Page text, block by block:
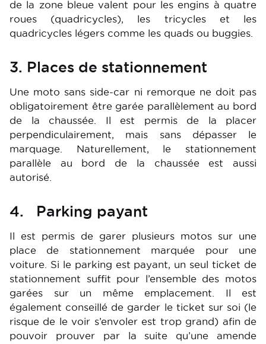
de la zone bleue valent pour les engins à quatre
roues (quadricycles), les tricycles et les
quadricycles légers comme les quads ou buggies.
3. Places de stationnement
Une moto sans side-car ni remorque ne doit pas
obligatoirement être garée parallèlement au bord
de la chaussée. Il est permis de la placer
perpendiculairement, mais sans dépasser le
marquage. Naturellement, le stationnement
parallèle au bord de la chaussée est aussi
autorisé.
4. Parking payant
Il est permis de garer plusieurs motos sur une
place de stationnement marquée pour une
voiture. Si le parking est payant, un seul ticket de
stationnement suffit pour l’ensemble des motos
garées sur un même emplacement. Il est
également conseillé de garder le ticket sur soi (le
risque de le voir s’envoler est trop grand) afin de
pouvoir prouver par la suite qu’une amende